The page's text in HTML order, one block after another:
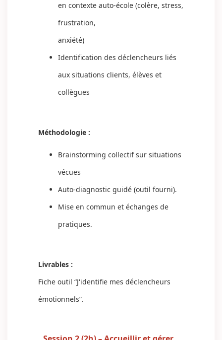
en contexte auto-école (colère, stress,
frustration,
anxiété)
Identification des déclencheurs liés
aux situations clients, élèves et
collègues
Méthodologie :
Brainstorming collectif sur situations
vécues
Auto-diagnostic guidé (outil fourni).
Mise en commun et échanges de
pratiques.
Livrables :
Fiche outil “J'identifie mes déclencheurs
émotionnels”.